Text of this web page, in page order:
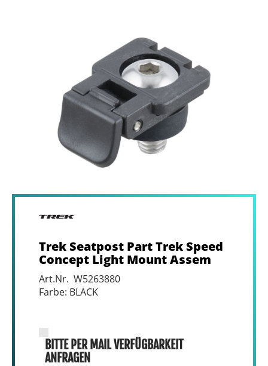
Trek Seatpost Part Trek Speed
Concept Light Mount Assem
Art.Nr. W5263880
Farbe: BLACK
BITTE PER MAIL VERFÜGBARKEIT
ANFRAGEN